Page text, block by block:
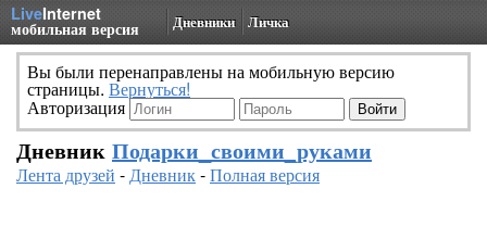
LiveInternet
мобильная версия Дневники Личка
Вы были перенаправлены на мобильную версию
страницы. Вернуться!
Авторизация
Дневник Подарки_своими_руками
Лента друзей -Дневник-Полная версия